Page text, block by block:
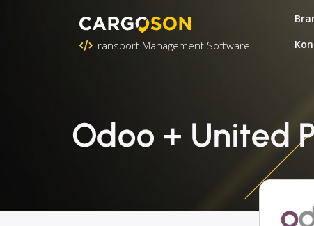
Transport Management Software
Odoo + United